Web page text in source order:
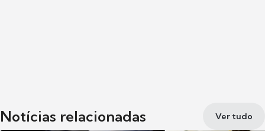
Notícias relacionadas Ver tudo